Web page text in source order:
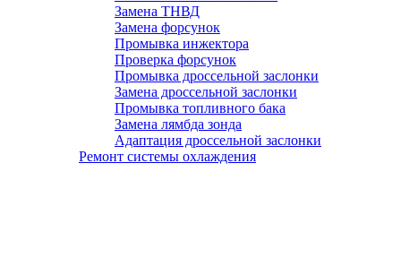
Замена ТНВД
Замена форсунок
Промывка инжектора
Проверка форсунок
Промывка дроссельной заслонки
Замена дроссельной заслонки
Промывка топливного бака
Замена лямбда зонда
Адаптация дроссельной заслонки
Ремонт системы охлаждения